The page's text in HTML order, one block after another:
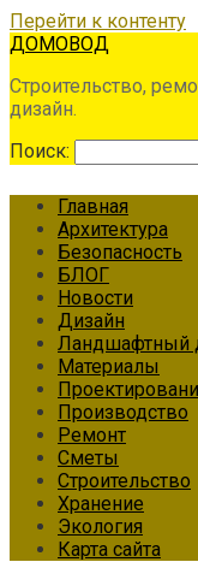
Перейти к контенту
ДОМОВОД
Строительство,
дизайн.
Поиск:
Главная
Архитектура
Безопасность
БЛОГ
Новости
Дизайн
Ландшафтный
Материалы
Производство
Ремонт
Сметы
Строительство
Хранение
Экология
Карта сайта